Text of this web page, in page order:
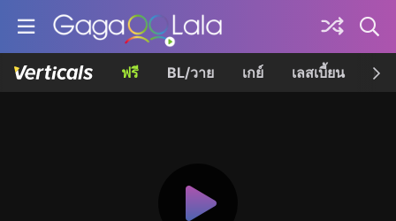
ฟรี BL/วาย เกย์ เลสเบี้ยน เค